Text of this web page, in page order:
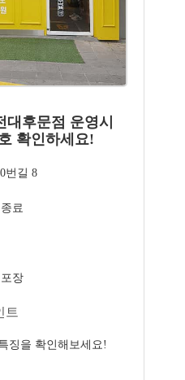
후문점 운영시
확인하세요!
번길 8
료
장
트
징을 확인해보세요!